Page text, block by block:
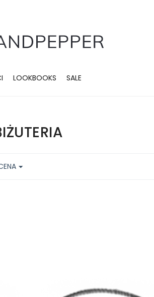
LOOKBOOKS SALE